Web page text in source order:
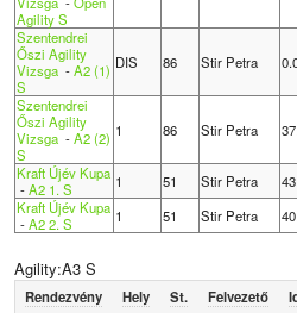
Agility S
Szentendrei
Őszi Agility
Vizsga-A2 (1)
S
DIS 86 Stir Petra
Szentendrei
Őszi Agility
Vizsga-A2 (2)
S
1 86 Stir Petra
Kraft Újév Kupa
-A2 1. S 1 51 Stir Petra
Kraft Újév Kupa
-A2 2. S 1 51 Stir Petra
Agility:A3 S
Rendezvény Hely St. Felvezető